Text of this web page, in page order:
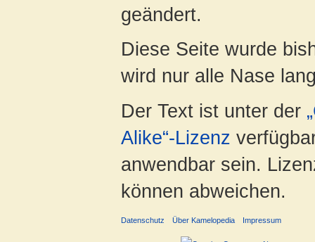
geändert.
Diese Seite wurde
wird nur alle Nase
Der Text ist unter der
Alike“-Lizenz
anwendbar sein.
können abweichen.
Datenschutz Über Kamelopedia Impressum